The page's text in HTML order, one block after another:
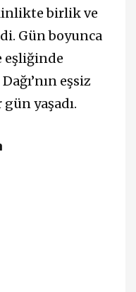
birlik ve
Gün boyunca
eşliğinde
eşsiz
yaşadı.